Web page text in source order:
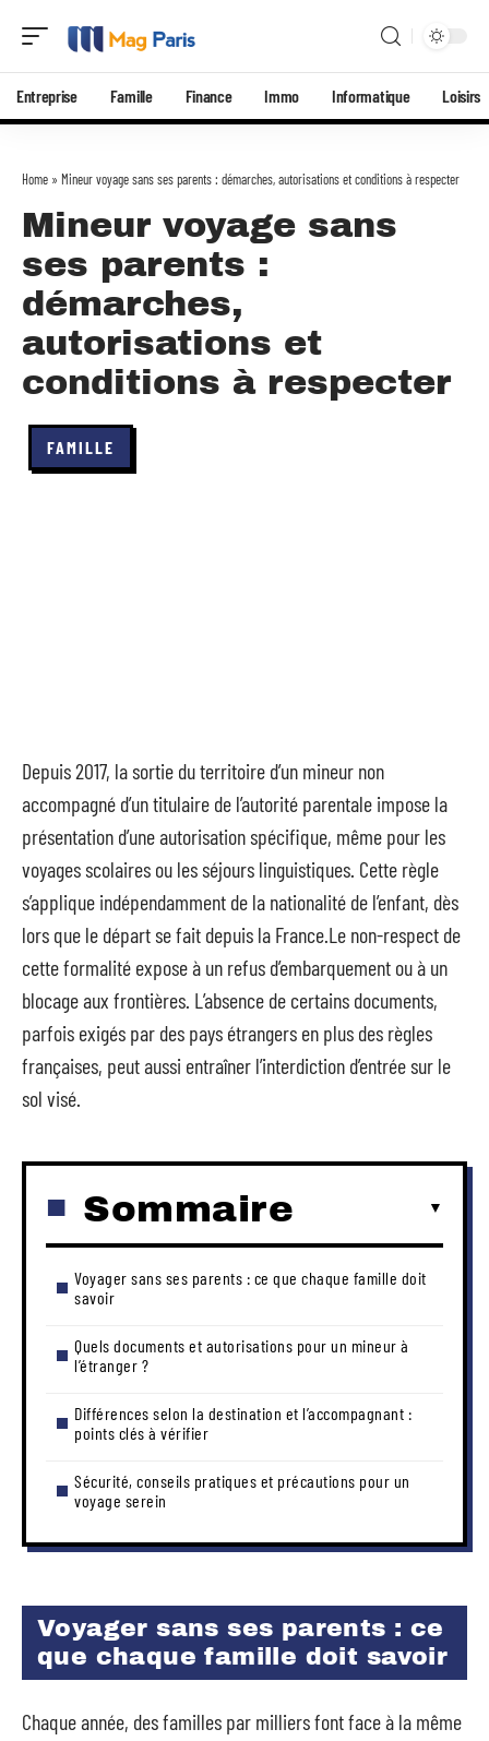
Entreprise Famille Finance Immo Informatique Loisirs
Home » Mineur voyage sans ses parents : démarches, autorisations et conditions à respecter
Mineur voyage sans
ses parents :
démarches,
autorisations et
conditions à respecter
FAMILLE
Depuis 2017, la sortie du territoire d’un mineur non
accompagné d’un titulaire de l’autorité parentale impose la
présentation d’une autorisation spécifique, même pour les
voyages scolaires ou les séjours linguistiques. Cette règle
s’applique indépendamment de la nationalité de l’enfant, dès
lors que le départ se fait depuis la France.Le non-respect de
cette formalité expose à un refus d’embarquement ou à un
blocage aux frontières. L’absence de certains documents,
parfois exigés par des pays étrangers en plus des règles
françaises, peut aussi entraîner l’interdiction d’entrée sur le
sol visé.
Sommaire
Voyager sans ses parents : ce que chaque famille doit
savoir
Quels documents et autorisations pour un mineur à
l’étranger ?
Différences selon la destination et l’accompagnant :
points clés à vérifier
Sécurité, conseils pratiques et précautions pour un
voyage serein
Voyager sans ses parents : ce
que chaque famille doit savoir
Chaque année, des familles par milliers font face à la même